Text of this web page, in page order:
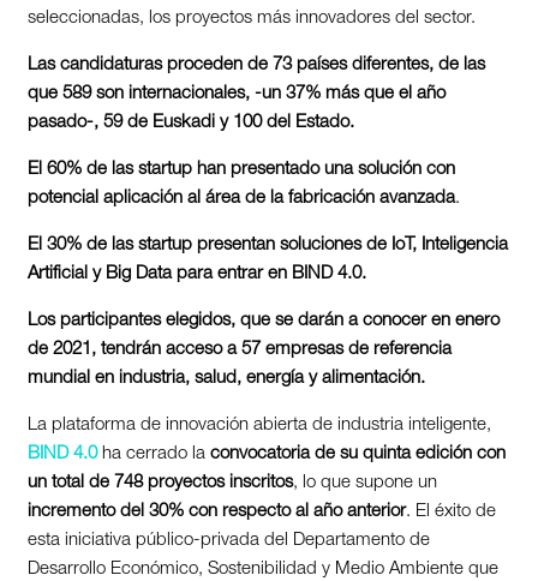
seleccionadas, los proyectos más innovadores del sector.
Las candidaturas proceden de 73 países diferentes, de las
que 589 son internacionales, -un 37% más que el año
pasado-, 59 de Euskadi y 100 del Estado.
El 60% de las startup han presentado una solución con
potencial aplicación al área de la fabricación avanzada.
El 30% de las startup presentan soluciones de IoT, Inteligencia
Artificial y Big Data para entrar en BIND 4.0.
Los participantes elegidos, que se darán a conocer en enero
de 2021, tendrán acceso a 57 empresas de referencia
mundial en industria, salud, energía y alimentación.
La plataforma de innovación abierta de industria inteligente,
BIND 4.0ha cerrado la convocatoria de su quinta edición con
un total de 748 proyectos inscritos, lo que supone un
incrementodel 30% con respecto al año anterior. El éxito de
esta iniciativa público-privada del Departamento de
Desarrollo Económico, Sostenibilidad y Medio Ambiente que